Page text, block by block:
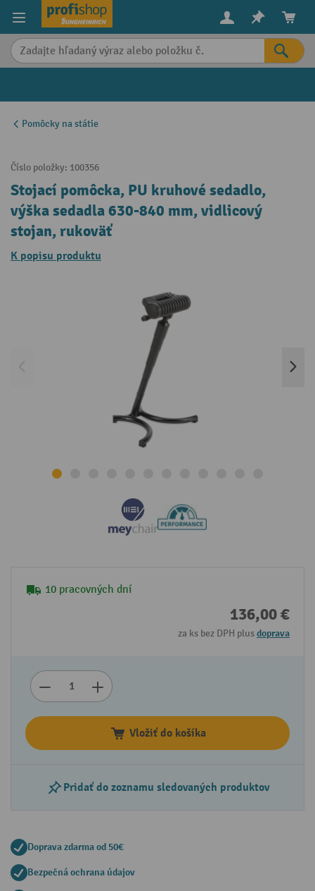
content
Pomôcky na státie
Číslo položky: 100356
Stojací pomôcka, PU kruhové sedadlo,
výška sedadla 630-840 mm, vidlicový
stojan, rukoväť
K popisu produktu
10 pracovných dní
136,00 €
za ks bez DPH plusdoprava
Vložiť do košíka
Pridať do zoznamu sledovaných produktov
Doprava zdarma od 50€
Bezpečná ochrana údajov